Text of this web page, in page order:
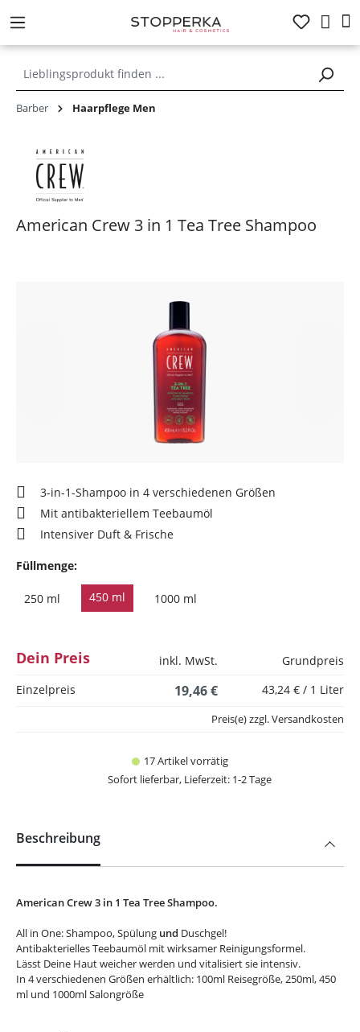
springen
Barber Haarpflege Men
American Crew 3 in 1 Tea Tree Shampoo
3-in-1-Shampoo in 4 verschiedenen Größen
Mit antibakteriellem Teebaumöl
Intensiver Duft & Frische
Füllmenge:
250 ml 450 ml 1000 ml
Dein Preis inkl. MwSt.
Grundpreis
Einzelpreis
19,46 € 43,24 € / 1 Liter
17 Artikel vorrätig
Sofort lieferbar, Lieferzeit: 1-2 Tage
Preis(e) zzgl. Versandkosten
Beschreibung
American Crew 3 in 1 Tea Tree Shampoo.
All in One: Shampoo, Spülung und Duschgel!
Antibakterielles Teebaumöl mit wirksamer Reinigungsformel.
Lässt Deine Haut weicher werden und vitalisiert sie intensiv.
In 4 verschiedenen Größen erhältlich: 100ml Reisegröße, 250ml, 450
ml und 1000ml Salongröße